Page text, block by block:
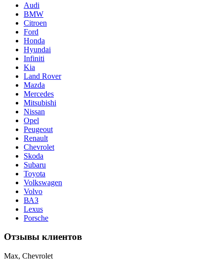
Audi
BMW
Citroen
Ford
Honda
Hyundai
Infiniti
Kia
Land Rover
Mazda
Mercedes
Mitsubishi
Nissan
Opel
Peugeout
Renault
Chevrolet
Skoda
Subaru
Toyota
Volkswagen
Volvo
ВАЗ
Lexus
Porsche
Отзывы клиентов
Max, Chevrolet